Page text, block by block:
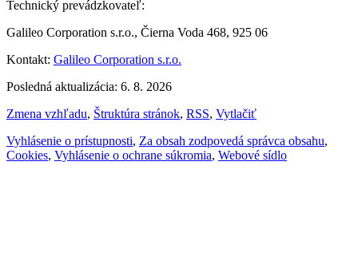
Technický prevádzkovateľ:
Galileo Corporation s.r.o., Čierna Voda 468, 925 06
Kontakt: Galileo Corporation s.r.o.
Posledná aktualizácia: 6. 8. 2026
Zmena vzhľadu, Štruktúra stránok, RSS, Vytlačiť
Vyhlásenie o prístupnosti, Za obsah zodpovedá správca obsahu,
Cookies, Vyhlásenie o ochrane súkromia, Webové sídlo